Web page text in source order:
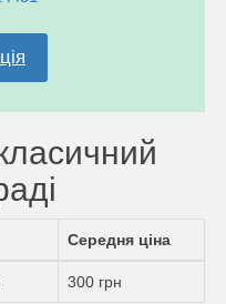
Середня ціна
300 грн